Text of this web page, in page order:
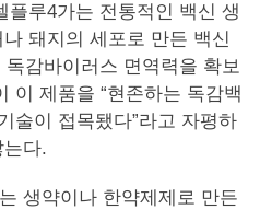
플루4가는 전통적인 백신 생
돼지의 세포로 만든 백신
감바이러스 면역력을 확보
이 제품을 “현존하는 독감백
술이 접목됐다”라고 자평하
다.
생약이나 한약제제로 만든